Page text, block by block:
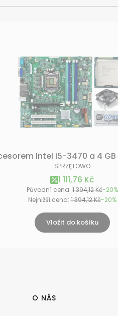
Intel i5-3470 a 4
VÝROBCE
SPRZĘTOWO
Akční cena
1 111,76 Kč
Původní cena: 1 394,12 Kč-20%
Nejnižší cena: 1 394,12 Kč-20%
Vložit do košíku
O NÁS